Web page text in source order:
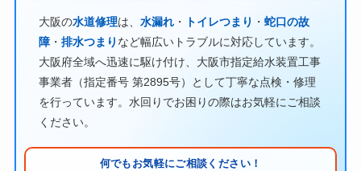
大阪の水道修理は、 水漏れ・ トイレつまり ・ 蛇口の故
障・ 排水つまり など幅広いトラブルに対応しています。
大阪府全域へ迅速に駆け付け、大阪市指定給水装置工事
事業者（指定番号 第2895号）として丁寧な点検・修理
を行っています。水回りでお困りの際はお気軽にご相談
ください。
何でもお気軽にご相談ください！